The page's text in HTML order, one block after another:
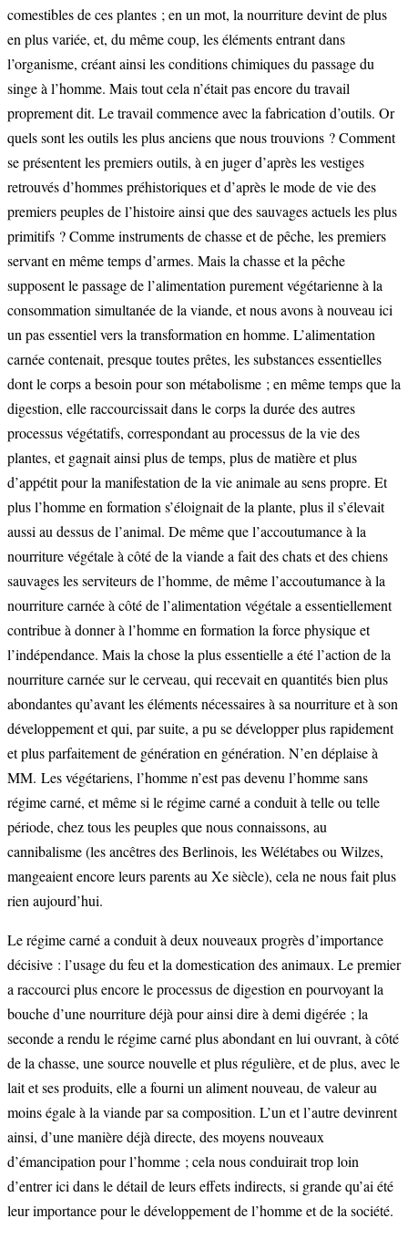
comestibles de ces plantes ; en un mot, la nourriture devint de plus
en plus variée, et, du même coup, les éléments entrant dans
l’organisme, créant ainsi les conditions chimiques du passage du
singe à l’homme. Mais tout cela n’était pas encore du travail
proprement dit. Le travail commence avec la fabrication d’outils. Or
quels sont les outils les plus anciens que nous trouvions ? Comment
se présentent les premiers outils, à en juger d’après les vestiges
retrouvés d’hommes préhistoriques et d’après le mode de vie des
premiers peuples de l’histoire ainsi que des sauvages actuels les plus
primitifs ? Comme instruments de chasse et de pêche, les premiers
servant en même temps d’armes. Mais la chasse et la pêche
supposent le passage de l’alimentation purement végétarienne à la
consommation simultanée de la viande, et nous avons à nouveau ici
un pas essentiel vers la transformation en homme. L’alimentation
carnée contenait, presque toutes prêtes, les substances essentielles
dont le corps a besoin pour son métabolisme ; en même temps que la
digestion, elle raccourcissait dans le corps la durée des autres
processus végétatifs, correspondant au processus de la vie des
plantes, et gagnait ainsi plus de temps, plus de matière et plus
d’appétit pour la manifestation de la vie animale au sens propre. Et
plus l’homme en formation s’éloignait de la plante, plus il s’élevait
aussi au dessus de l’animal. De même que l’accoutumance à la
nourriture végétale à côté de la viande a fait des chats et des chiens
sauvages les serviteurs de l’homme, de même l’accoutumance à la
nourriture carnée à côté de l’alimentation végétale a essentiellement
contribue à donner à l’homme en formation la force physique et
l’indépendance. Mais la chose la plus essentielle a été l’action de la
nourriture carnée sur le cerveau, qui recevait en quantités bien plus
abondantes qu’avant les éléments nécessaires à sa nourriture et à son
développement et qui, par suite, a pu se développer plus rapidement
et plus parfaitement de génération en génération. N’en déplaise à
MM. Les végétariens, l’homme n’est pas devenu l’homme sans
régime carné, et même si le régime carné a conduit à telle ou telle
période, chez tous les peuples que nous connaissons, au
cannibalisme (les ancêtres des Berlinois, les Wélétabes ou Wilzes,
mangeaient encore leurs parents au Xe siècle), cela ne nous fait plus
rien aujourd’hui.
Le régime carné a conduit à deux nouveaux progrès d’importance
décisive : l’usage du feu et la domestication des animaux. Le premier
a raccourci plus encore le processus de digestion en pourvoyant la
bouche d’une nourriture déjà pour ainsi dire à demi digérée ; la
seconde a rendu le régime carné plus abondant en lui ouvrant, à côté
de la chasse, une source nouvelle et plus régulière, et de plus, avec le
lait et ses produits, elle a fourni un aliment nouveau, de valeur au
moins égale à la viande par sa composition. L’un et l’autre devinrent
ainsi, d’une manière déjà directe, des moyens nouveaux
d’émancipation pour l’homme ; cela nous conduirait trop loin
d’entrer ici dans le détail de leurs effets indirects, si grande qu’ai été
leur importance pour le développement de l’homme et de la société.